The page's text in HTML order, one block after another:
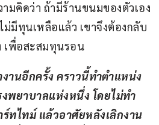
มคิดว่า ถ้ามีร้านขนมของตัวเอง
มีทุนเหลือแล้ว เขาจึงต้องกลับ
เพื่อสะสมทุนรอน
านอีกครั้ง คราวนี้ทำตำแหน่ง
พยาบาลแห่งหนึ่ง โดยไม่ทำ
ร์ทไทม์ แล้วอาศัยหลังเลิกงาน